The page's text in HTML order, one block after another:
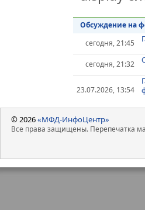
Обсуждение на
сегодня, 21:45
сегодня, 21:32
23.07.2026, 13:54
© 2026«МФД-ИнфоЦентр»
Все права защищены. Перепечатка